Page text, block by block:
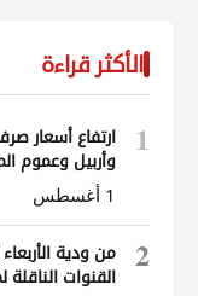
الأكثر قراءة
1
ارتفاع أسعار
وأربيل وعموم
1 أغسطس
2
القنوات الناقلة